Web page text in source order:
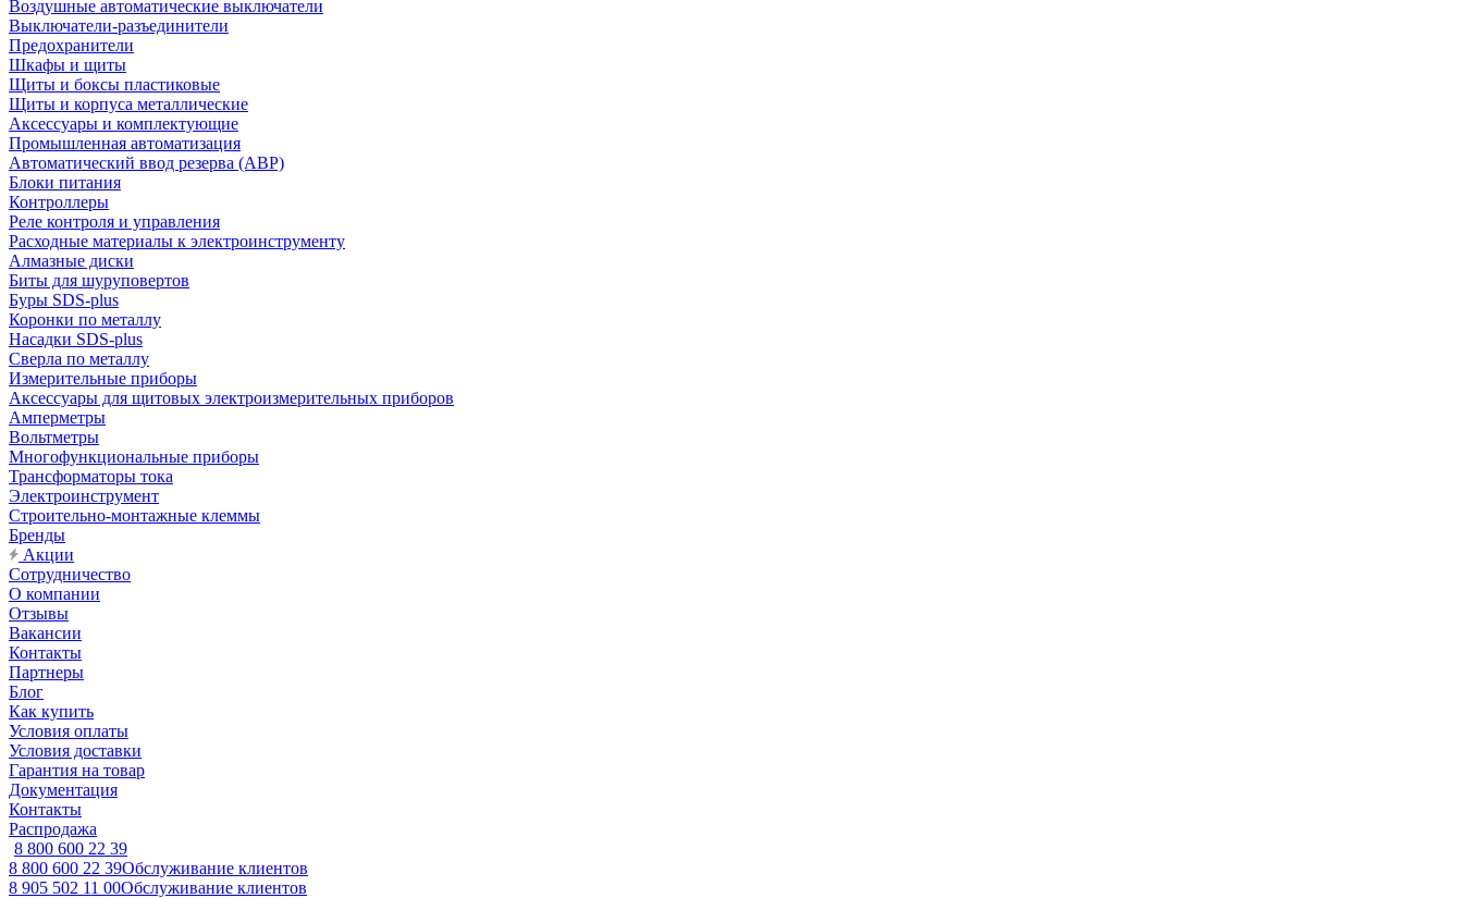
Воздушные автоматические выключатели
Выключатели-разъединители
Предохранители
Шкафы и щиты
Щиты и боксы пластиковые
Щиты и корпуса металлические
Аксессуары и комплектующие
Промышленная автоматизация
Автоматический ввод резерва (АВР)
Блоки питания
Контроллеры
Реле контроля и управления
Расходные материалы к электроинструменту
Алмазные диски
Биты для шуруповертов
Буры SDS-plus
Коронки по металлу
Насадки SDS-plus
Сверла по металлу
Измерительные приборы
Аксессуары для щитовых электроизмерительных приборов
Амперметры
Вольтметры
Многофункциональные приборы
Трансформаторы тока
Электроинструмент
Строительно-монтажные клеммы
Бренды
Акции
Сотрудничество
О компании
Отзывы
Вакансии
Контакты
Партнеры
Блог
Как купить
Условия оплаты
Условия доставки
Гарантия на товар
Документация
Контакты
Распродажа
8 800 600 22 39
8 800 600 22 39Обслуживание клиентов
8 905 502 11 00Обслуживание клиентов